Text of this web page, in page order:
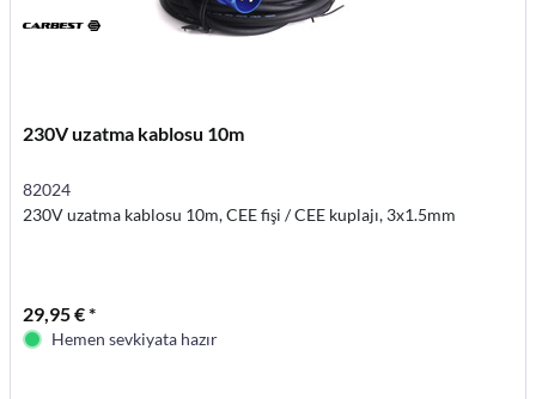
230V uzatma kablosu 10m
82024
230V uzatma kablosu 10m, CEE fişi / CEE kuplajı, 3x1.5mm
29,95 € *
Hemen sevkiyata hazır